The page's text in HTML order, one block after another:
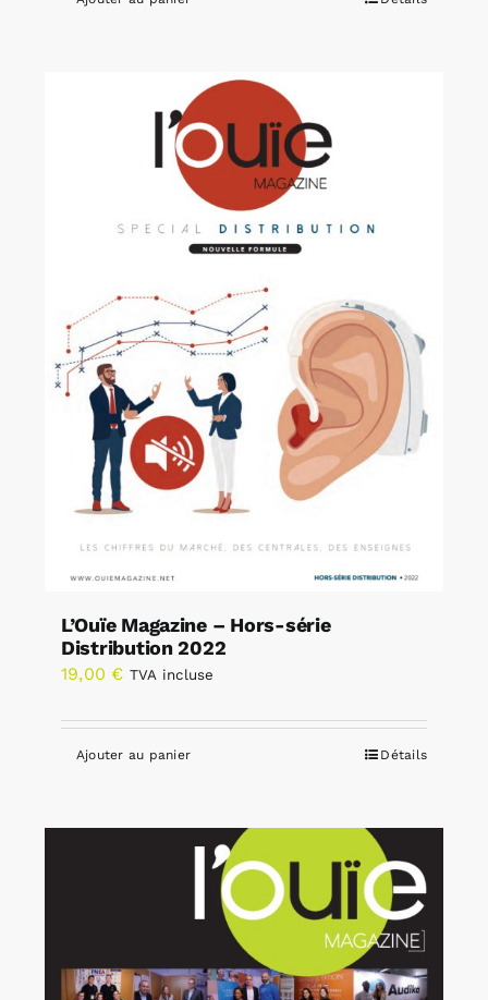
L’Ouïe Magazine – Hors-série
Distribution 2022
19,00 € TVA incluse
Ajouter au panier Détails